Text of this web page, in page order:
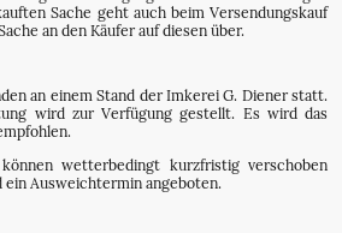
Sache geht auch beim Versendungskauf
an den Käufer auf diesen über.
an einem Stand der Imkerei G. Diener statt.
wird zur Verfügung gestellt. Es wird das
wetterbedingt kurzfristig verschoben
ein Ausweichtermin angeboten.